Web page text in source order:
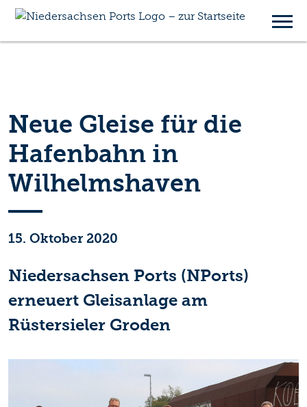
Neue Gleise für die
Hafenbahn in
Wilhelmshaven
15. Oktober 2020
Niedersachsen Ports (NPorts)
erneuert Gleisanlage am
Rüstersieler Groden